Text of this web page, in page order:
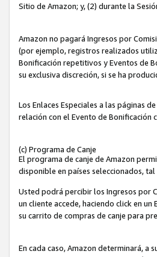
Sitio de Amazon; y, (2) durante la
Amazon no pagará Ingresos por
(por ejemplo, registros realizados
Bonificación repetitivos y Eventos de
su exclusiva discreción, si se ha
Los Enlaces Especiales a las páginas
relación con el Evento de
(c) Programa de Canje
El programa de canje de Amazon
disponible en países seleccionados, tal
Usted podrá percibir los Ingresos por
un cliente accede, haciendo click en
su carrito de compras de canje para
En cada caso, Amazon determinará, a